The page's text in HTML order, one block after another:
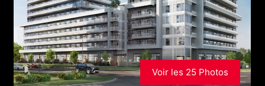
Voir les 25 Photos